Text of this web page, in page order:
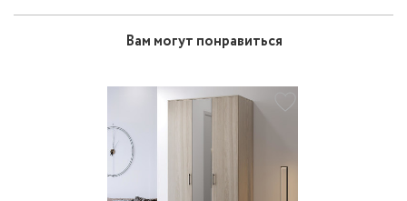
Вам могут понравиться